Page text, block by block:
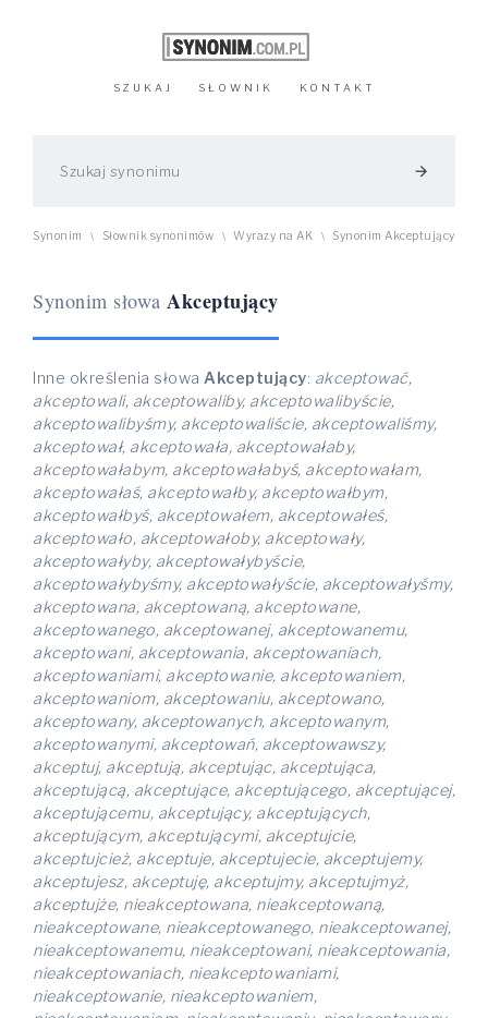
SZUKAJ SŁOWNIK KONTAKT
arrow_forward
Synonim \ Słownik synonimów \ Wyrazy na AK \ Synonim Akceptujący
Synonim słowa Akceptujący
Inne określenia słowa Akceptujący: akceptować,
akceptowali, akceptowaliby, akceptowalibyście,
akceptowalibyśmy, akceptowaliście, akceptowaliśmy,
akceptował, akceptowała, akceptowałaby,
akceptowałabym, akceptowałabyś, akceptowałam,
akceptowałaś, akceptowałby, akceptowałbym,
akceptowałbyś, akceptowałem, akceptowałeś,
akceptowało, akceptowałoby, akceptowały,
akceptowałyby, akceptowałybyście,
akceptowałybyśmy, akceptowałyście, akceptowałyśmy,
akceptowana, akceptowaną, akceptowane,
akceptowanego, akceptowanej, akceptowanemu,
akceptowani, akceptowania, akceptowaniach,
akceptowaniami, akceptowanie, akceptowaniem,
akceptowaniom, akceptowaniu, akceptowano,
akceptowany, akceptowanych, akceptowanym,
akceptowanymi, akceptowań, akceptowawszy,
akceptuj, akceptują, akceptując, akceptująca,
akceptującą, akceptujące, akceptującego, akceptującej,
akceptującemu, akceptujący, akceptujących,
akceptującym, akceptującymi, akceptujcie,
akceptujcież, akceptuje, akceptujecie, akceptujemy,
akceptujesz, akceptuję, akceptujmy, akceptujmyż,
akceptujże, nieakceptowana, nieakceptowaną,
nieakceptowane, nieakceptowanego, nieakceptowanej,
nieakceptowanemu, nieakceptowani, nieakceptowania,
nieakceptowaniach, nieakceptowaniami,
nieakceptowanie, nieakceptowaniem,